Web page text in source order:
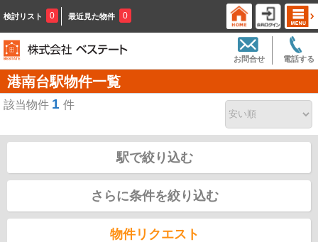
検討リスト 0 最近見た物件 0
電話する
お問合せ
港南台駅物件一覧
該当物件 1 件
駅で絞り込む
さらに条件を絞り込む
物件リクエスト